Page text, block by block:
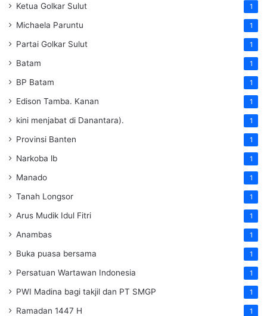
Ketua Golkar Sulut 1
Michaela Paruntu 1
Partai Golkar Sulut 1
Batam 1
BP Batam 1
Edison Tamba. Kanan 1
kini menjabat di Danantara). 1
Provinsi Banten 1
Narkoba lb 1
Manado 1
Tanah Longsor 1
Arus Mudik Idul Fitri 1
Anambas 1
Buka puasa bersama 1
Persatuan Wartawan Indonesia 1
PWI Madina bagi takjil dan PT SMGP 1
Ramadan 1447 H 1